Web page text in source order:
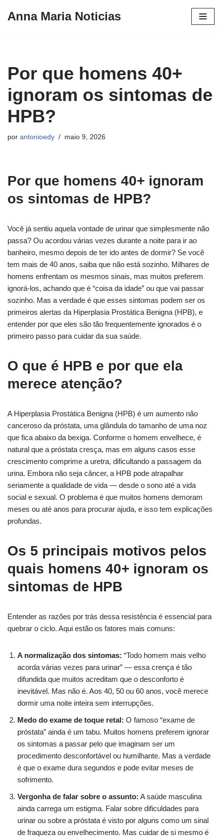
Anna Maria Noticias
Por que homens 40+
ignoram os sintomas de
HPB?
por antonioedy maio 9, 2026
Por que homens 40+ ignoram
os sintomas de HPB?
Você já sentiu aquela vontade de urinar que simplesmente não
passa? Ou acordou várias vezes durante a noite para ir ao
banheiro, mesmo depois de ter ido antes de dormir? Se você
tem mais de 40 anos, saiba que não está sozinho. Milhares de
homens enfrentam os mesmos sinais, mas muitos preferem
ignorá-los, achando que é “coisa da idade” ou que vai passar
sozinho. Mas a verdade é que esses sintomas podem ser os
primeiros alertas da Hiperplasia Prostática Benigna (HPB), e
entender por que eles são tão frequentemente ignorados é o
primeiro passo para cuidar da sua saúde.
O que é HPB e por que ela
merece atenção?
A Hiperplasia Prostática Benigna (HPB) é um aumento não
canceroso da próstata, uma glândula do tamanho de uma noz
que fica abaixo da bexiga. Conforme o homem envelhece, é
natural que a próstata cresça, mas em alguns casos esse
crescimento comprime a uretra, dificultando a passagem da
urina. Embora não seja câncer, a HPB pode atrapalhar
seriamente a qualidade de vida — desde o sono até a vida
social e sexual. O problema é que muitos homens demoram
meses ou até anos para procurar ajuda, e isso tem explicações
profundas.
Os 5 principais motivos pelos
quais homens 40+ ignoram os
sintomas de HPB
Entender as razões por trás dessa resistência é essencial para
quebrar o ciclo. Aqui estão os fatores mais comuns:
A normalização dos sintomas: “Todo homem mais velho
acorda várias vezes para urinar” — essa crença é tão
difundida que muitos acreditam que o desconforto é
inevitável. Mas não é. Aos 40, 50 ou 60 anos, você merece
dormir uma noite inteira sem interrupções.
Medo do exame de toque retal: O famoso “exame de
próstata” ainda é um tabu. Muitos homens preferem ignorar
os sintomas a passar pelo que imaginam ser um
procedimento desconfortável ou humilhante. Mas a verdade
é que o exame dura segundos e pode evitar meses de
sofrimento.
Vergonha de falar sobre o assunto: A saúde masculina
ainda carrega um estigma. Falar sobre dificuldades para
urinar ou sobre a próstata é visto por alguns como um sinal
de fraqueza ou envelhecimento. Mas cuidar de si mesmo é